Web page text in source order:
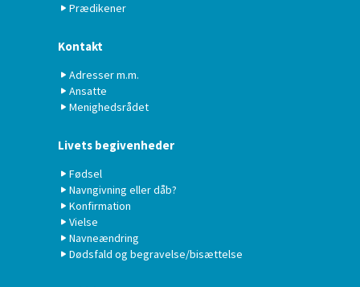
Prædikener
Kontakt
Adresser m.m.
Ansatte
Menighedsrådet
Livets begivenheder
Fødsel
Navngivning eller dåb?
Konfirmation
Vielse
Navneændring
Dødsfald og begravelse/bisættelse